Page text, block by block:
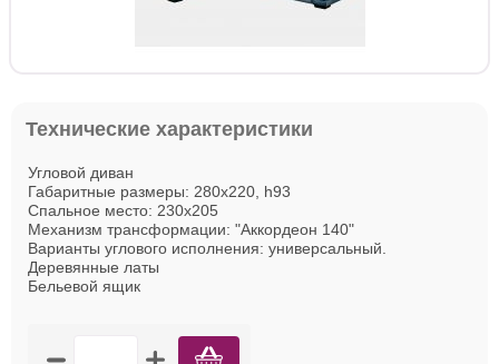
Технические характеристики
Угловой диван
Габаритные размеры: 280х220, h93
Спальное место: 230х205
Механизм трансформации: "Аккордеон 140"
Варианты углового исполнения: универсальный.
Деревянные латы
Бельевой ящик